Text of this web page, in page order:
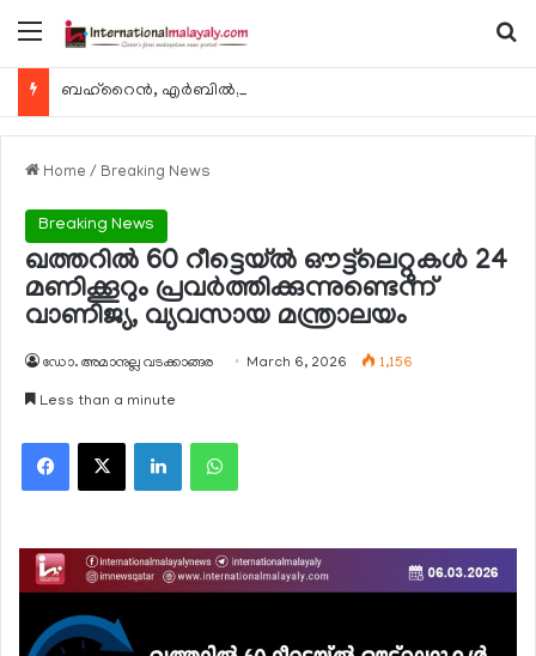
Menu
Home / Breaking News
Breaking News
ഖത്തറില്‍ 60 റീട്ടെയ്ല്‍ ഔട്ട്‌ലെറ്റുകള്‍ 24
മണിക്കൂറും പ്രവര്‍ത്തിക്കുന്നുണ്ടെന്ന്
വാണിജ്യ, വ്യവസായ മന്ത്രാലയം
ഡോ. അമാനുല്ല വടക്കാങ്ങര March 6, 2026 1,156
Less than a minute
Facebook
X LinkedInWhatsApp